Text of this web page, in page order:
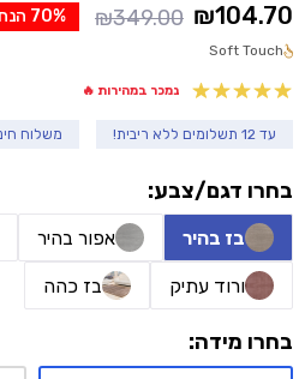
בחרו דגם/צבע:
בז בהיר אפור בהיר
ורוד עתיק בז כהה
בחרו מידה:
70% הנחה ₪349.00 המחיר
המקורי
היה:
₪349.00.
₪104.70
המחיר
הנוכחי
הוא:
₪104.70.
Soft Touch
נמכר במהירות 🔥
עד 12 תשלומים ללא ריבית! משלוח